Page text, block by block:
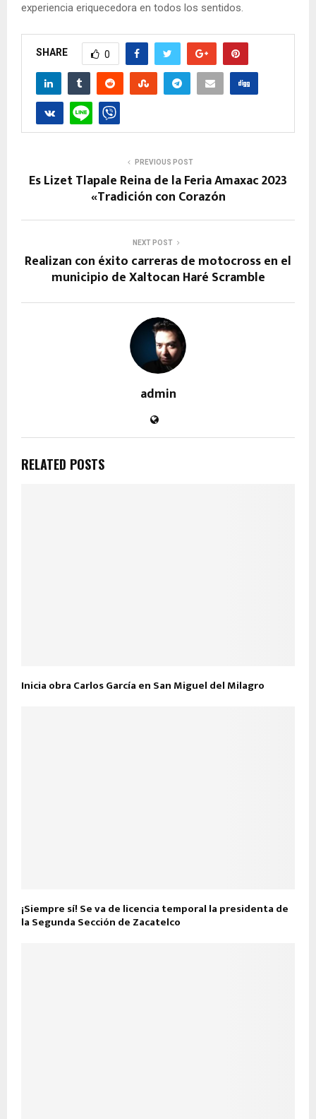
experiencia eriquecedora en todos los sentidos.
SHARE 0
PREVIOUS POST
Es Lizet Tlapale Reina de la Feria Amaxac 2023
«Tradición con Corazón
NEXT POST
Realizan con éxito carreras de motocross en el
municipio de Xaltocan Haré Scramble
admin
RELATED POSTS
Inicia obra Carlos García en San Miguel del Milagro
¡Siempre sí! Se va de licencia temporal la presidenta de
la Segunda Sección de Zacatelco